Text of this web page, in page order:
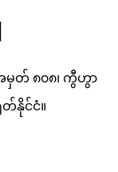
မှတ် ၈၀၈၊ ကွီဟွာ
တ်နိုင်ငံ။